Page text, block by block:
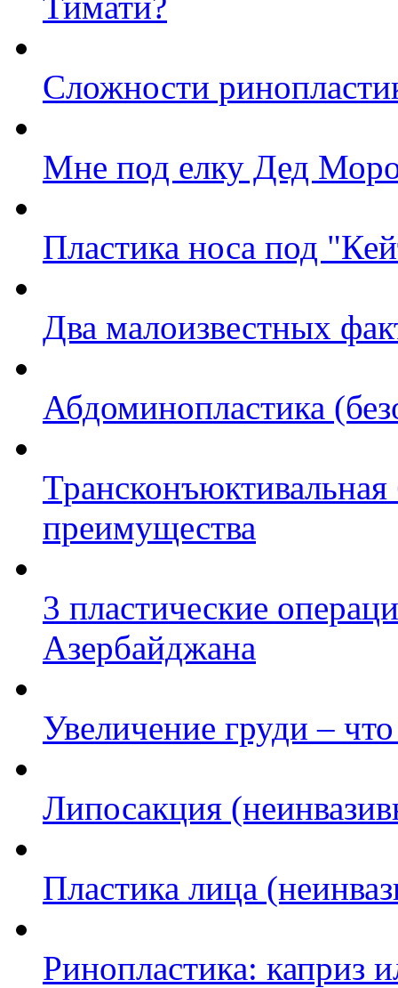
Сложности
Мне под елку Дед
Пластика носа под
Два малоизвестных
Абдоминопластика
преимущества
3 пластические
Азербайджана
Увеличение груди –
Липосакция
Пластика лица
Ринопластика: каприз